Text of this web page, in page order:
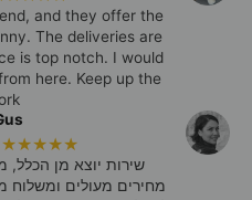
and they offer the
The deliveries are
is top notch. I would
here. Keep up the
★★★★★
שירות יוצא מן הכלל,
מחירים מעולים ומשלוח